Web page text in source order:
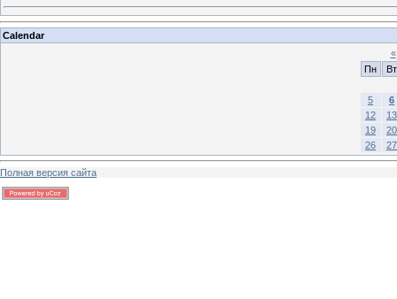
Calendar
«
Пн
Вт
5
6
12
13
19
20
26
27
Полная версия сайта